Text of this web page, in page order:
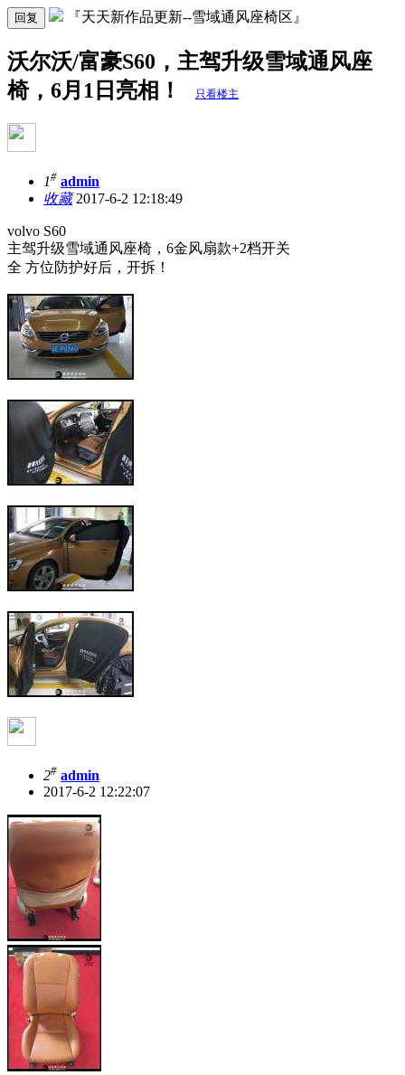
回复 『天天新作品更新--雪域通风座椅区』
沃尔沃/富豪S60，主驾升级雪域通风座
椅，6月1日亮相！
只看楼主
1# admin
收藏2017-6-2 12:18:49
volvo S60
主驾升级雪域通风座椅，6金风扇款+2档开关
全 方位防护好后，开拆！
2# admin
2017-6-2 12:22:07